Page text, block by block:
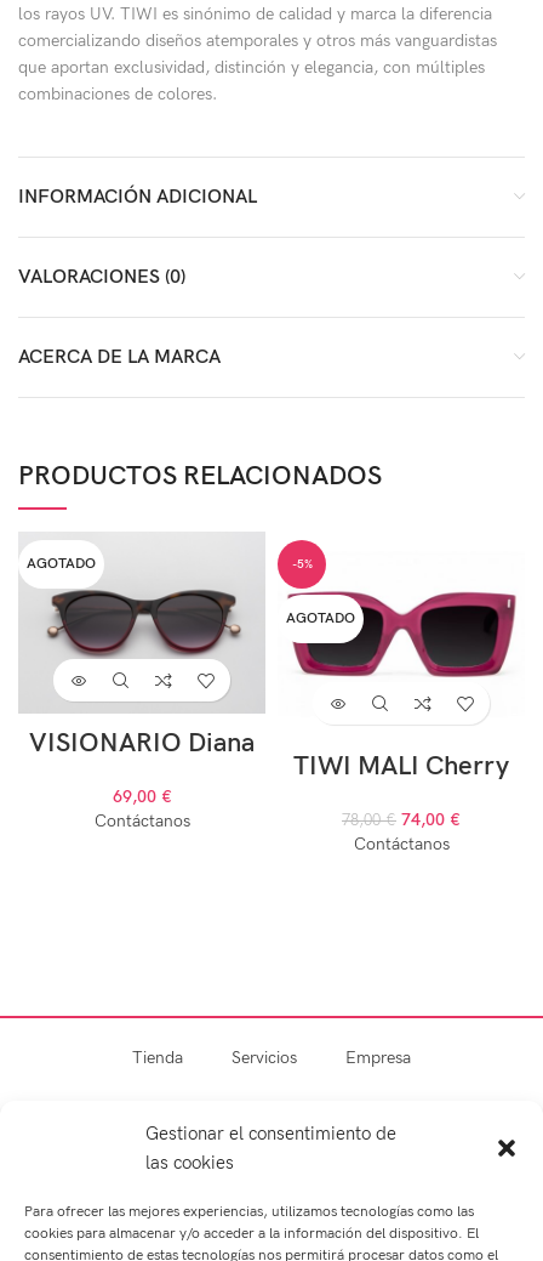
Gestionar el consentimiento de
las cookies
Para ofrecer las mejores experiencias, utilizamos tecnologías como las
cookies para almacenar y/o acceder a la información del dispositivo. El
consentimiento de estas tecnologías nos permitirá procesar datos como el
los rayos UV. TIWI es sinónimo de calidad y marca la diferencia
comercializando diseños atemporales y otros más vanguardistas
que aportan exclusividad, distinción y elegancia, con múltiples
combinaciones de colores.
INFORMACIÓN ADICIONAL
VALORACIONES (0)
ACERCA DE LA MARCA
PRODUCTOS RELACIONADOS
AGOTADO
VISIONARIO Diana
69,00 €
Contáctanos
-5%
AGOTADO
TIWI MALI Cherry
78,00€ 74,00 €
Contáctanos
Tienda Servicios Empresa